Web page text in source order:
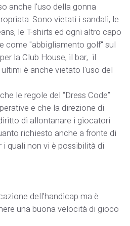
anche l'uso della gonna
Sono vietati i sandali, le
le T-shirts ed ogni altro capo
come "abbigliamento golf" sul
la Club House, il bar, il
è anche vietato l'uso del
le regole del “Dress Code”
e che la direzione di
di allontanare i giocatori
richiesto anche a fronte di
i quali non vi è possibilità di
dell'handicap ma è
una buona velocità di gioco